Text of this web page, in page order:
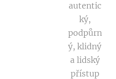
autentic
ký,
podpůrn
ý, klidný
a lidský
přístup